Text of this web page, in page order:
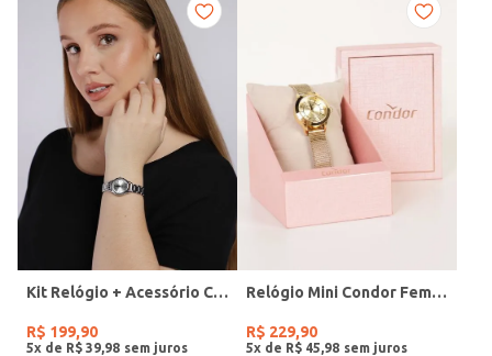
Kit Relógio + Acessório Condor Feminino PRATA
R$ 199,90
5x de R$ 39 98
Relógio Mini Condor Feminino DOURADO
R$ 229,90
5x de R$ 45 98